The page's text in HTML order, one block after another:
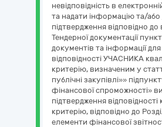
невідповідність в
та надати інформацію та/
підтвердження відповідно
Тендерної документації
документів та інформації
відповідності УЧАСНИКА
критерію, визначеним у
публічні закупівлі»»
фінансової спроможності»
підтвердження
критерію, відповідно до
елементи фінансової